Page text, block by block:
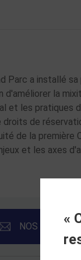
«
Parc a installé
d'améliorer la
et les pratiques
de
de la
et les axes
NOS